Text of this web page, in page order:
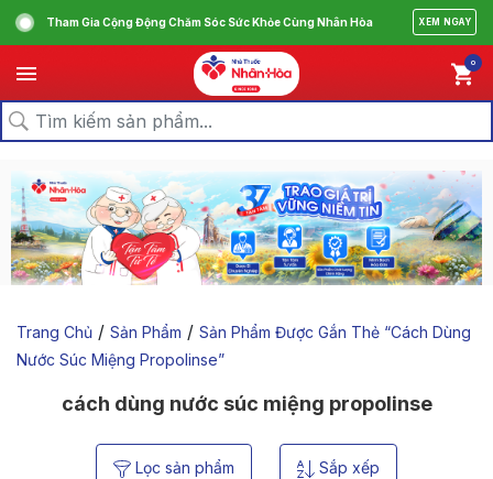
Tham Gia Cộng Động Chăm Sóc Sức Khỏe Cùng Nhân Hòa XEM NGAY
0
Trang Chủ / Sản Phẩm / Sản Phẩm Được Gắn Thẻ “cách Dùng
Nước Súc Miệng Propolinse”
cách dùng nước súc miệng propolinse
Lọc sản phẩm Sắp xếp